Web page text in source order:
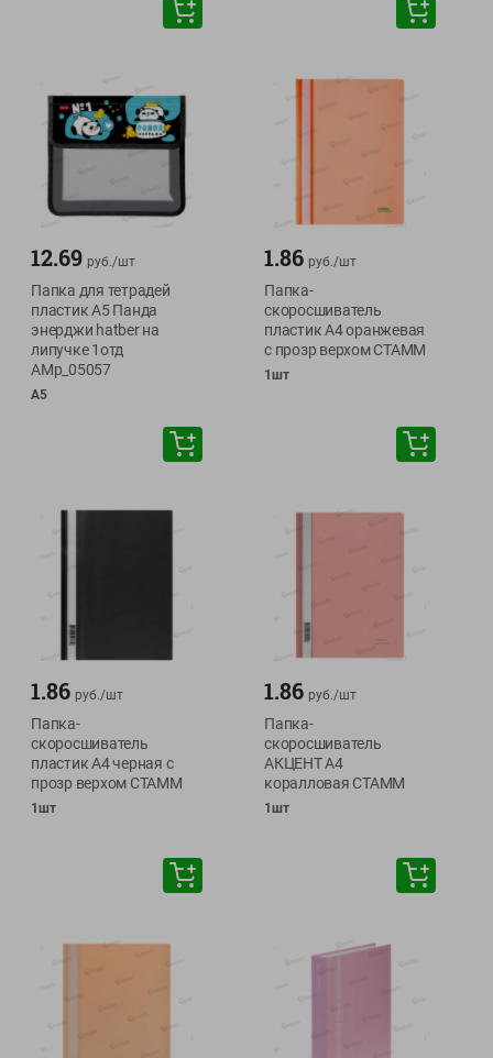
12.69 руб./шт
Папка для тетрадей
пластик А5 Панда
энерджи hatber на
липучке 1отд
AMp_05057
А5
1.86 руб./шт
Папка-
скоросшиватель
пластик А4 оранжевая
с прозр верхом СТАММ
1шт
1.86 руб./шт
Папка-
скоросшиватель
пластик А4 черная с
прозр верхом СТАММ
1шт
1.86 руб./шт
Папка-
скоросшиватель
АКЦЕНТ А4
коралловая СТАММ
1шт